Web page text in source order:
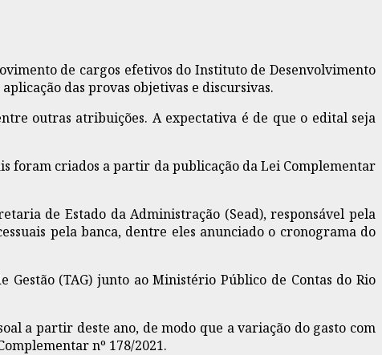
de cargos efetivos do Instituto de Desenvolvimento
das provas objetivas e discursivas.
outras atribuições. A expectativa é de que o edital seja
foram criados a partir da publicação da Lei Complementar
de Estado da Administração (Sead), responsável pela
pela banca, dentre eles anunciado o cronograma do
(TAG) junto ao Ministério Público de Contas do Rio
a partir deste ano, de modo que a variação do gasto com
nº 178/2021.